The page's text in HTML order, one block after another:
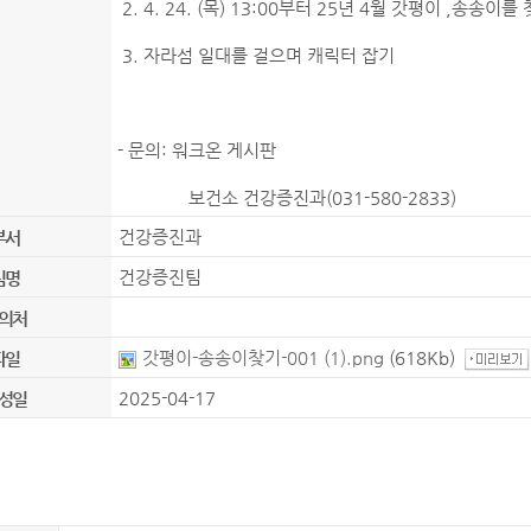
2. 4. 24. (목) 13:00부터 25년 4월 갓평이 ,송송이를
3. 자라섬 일대를 걸으며 캐릭터 잡기
- 문의: 워크온 게시판
보건소 건강증진과(031-580-2833)
서
건강증진과
명 건강증진팀
처
일
갓평이-송송이찾기-001 (1).png (618Kb)
일 2025-04-17